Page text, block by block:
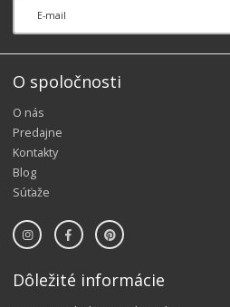
O spoločnosti
O nás
Predajne
Kontakty
Blog
Súťaže
Dôležité informácie